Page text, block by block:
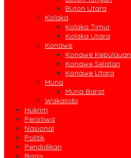
Buton Utara
Kolaka
Kolaka Timur
Kolaka Utara
Konawe
Konawe Kepulauan
Konawe Selatan
Konawe Utara
Muna
Muna Barat
Wakatobi
Hukrim
Peristiwa
Nasional
Politik
Pendidikan
Bisnis